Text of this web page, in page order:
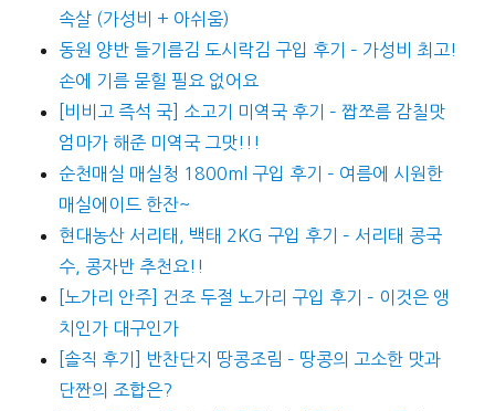
속살 (가성비 + 아쉬움)
동원 양반 들기름김 도시락김 구입 후기 – 가성비 최고!
손에 기름 묻힐 필요 없어요
[비비고 즉석 국] 소고기 미역국 후기 – 짭쪼름 감칠맛
엄마가 해준 미역국 그맛!!!
순천매실 매실청 1800ml 구입 후기 – 여름에 시원한
매실에이드 한잔~
현대농산 서리태, 백태 2KG 구입 후기 – 서리태 콩국
수, 콩자반 추천요!!
[노가리 안주] 건조 두절 노가리 구입 후기 – 이것은 앵
치인가 대구인가
[솔직 후기] 반찬단지 땅콩조림 – 땅콩의 고소한 맛과
단짠의 조합은?